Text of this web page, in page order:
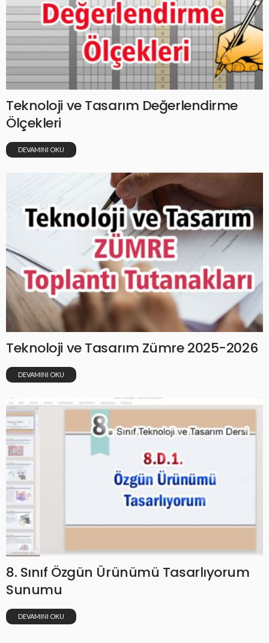
Teknoloji ve Tasarım Değerlendirme
Ölçekleri
DEVAMINI OKU
Teknoloji ve Tasarım Zümre 2025-2026
DEVAMINI OKU
8. Sınıf Özgün Ürünümü Tasarlıyorum
Sunumu
DEVAMINI OKU